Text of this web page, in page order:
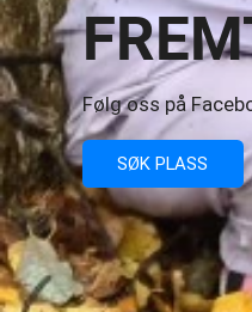
Følg oss på
SØK PLASS